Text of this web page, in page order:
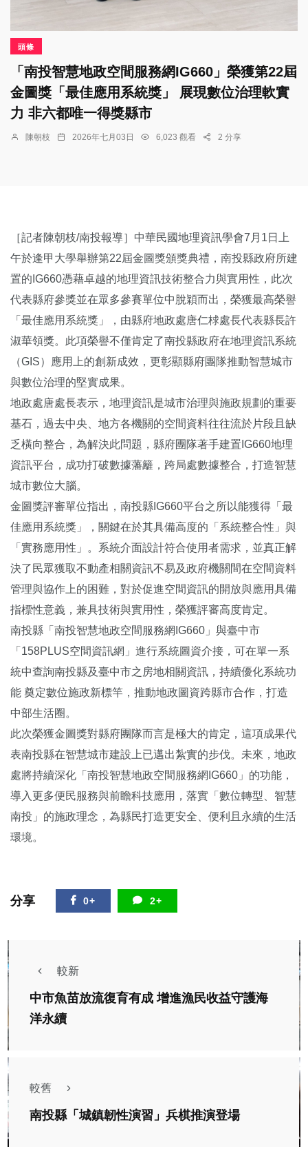
頭條
「南投智慧地政空間服務網IG660」榮獲第22屆
金圖獎「最佳應用系統獎」 展現數位治理軟實
力 非六都唯一得獎縣市
陳朝枝 2026年七月03日 6,023 觀看 2 分享
［記者陳朝枝/南投報導］中華民國地理資訊學會7月1日上
午於逢甲大學舉辦第22屆金圖獎頒獎典禮，南投縣政府所建
置的IG660憑藉卓越的地理資訊技術整合力與實用性，此次
代表縣府參獎並在眾多參賽單位中脫穎而出，榮獲最高榮譽
「最佳應用系統獎」，由縣府地政處唐仁梂處長代表縣長許
淑華領獎。此項榮譽不僅肯定了南投縣政府在地理資訊系統
（GIS）應用上的創新成效，更彰顯縣府團隊推動智慧城市
與數位治理的堅實成果。
地政處唐處長表示，地理資訊是城市治理與施政規劃的重要
基石，過去中央、地方各機關的空間資料往往流於片段且缺
乏橫向整合，為解決此問題，縣府團隊著手建置IG660地理
資訊平台，成功打破數據藩籬，跨局處數據整合，打造智慧
城市數位大腦。
金圖獎評審單位指出，南投縣IG660平台之所以能獲得「最
佳應用系統獎」，關鍵在於其具備高度的「系統整合性」與
「實務應用性」。系統介面設計符合使用者需求，並真正解
決了民眾獲取不動產相關資訊不易及政府機關間在空間資料
管理與協作上的困難，對於促進空間資訊的開放與應用具備
指標性意義，兼具技術與實用性，榮獲評審高度肯定。
南投縣「南投智慧地政空間服務網IG660」與臺中市
「158PLUS空間資訊網」進行系統圖資介接，可在單一系
統中查詢南投縣及臺中市之房地相關資訊，持續優化系統功
能 奠定數位施政新標竿，推動地政圖資跨縣市合作，打造
中部生活圈。
此次榮獲金圖獎對縣府團隊而言是極大的肯定，這項成果代
表南投縣在智慧城市建設上已邁出紮實的步伐。未來，地政
處將持續深化「南投智慧地政空間服務網IG660」的功能，
導入更多便民服務與前瞻科技應用，落實「數位轉型、智慧
南投」的施政理念，為縣民打造更安全、便利且永續的生活
環境。
分享 0+ 2+
較新
中市魚苗放流復育有成 增進漁民收益守護海
洋永續
較舊
南投縣「城鎮韌性演習」兵棋推演登場